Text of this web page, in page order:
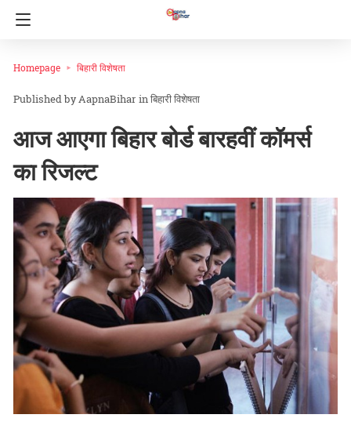
Homepage बिहारी विशेषता
AapnaBihar inबिहारी विशेषता
आज आएगा बिहार बोर्ड बारहवीं कॉमर्स
का रिजल्ट